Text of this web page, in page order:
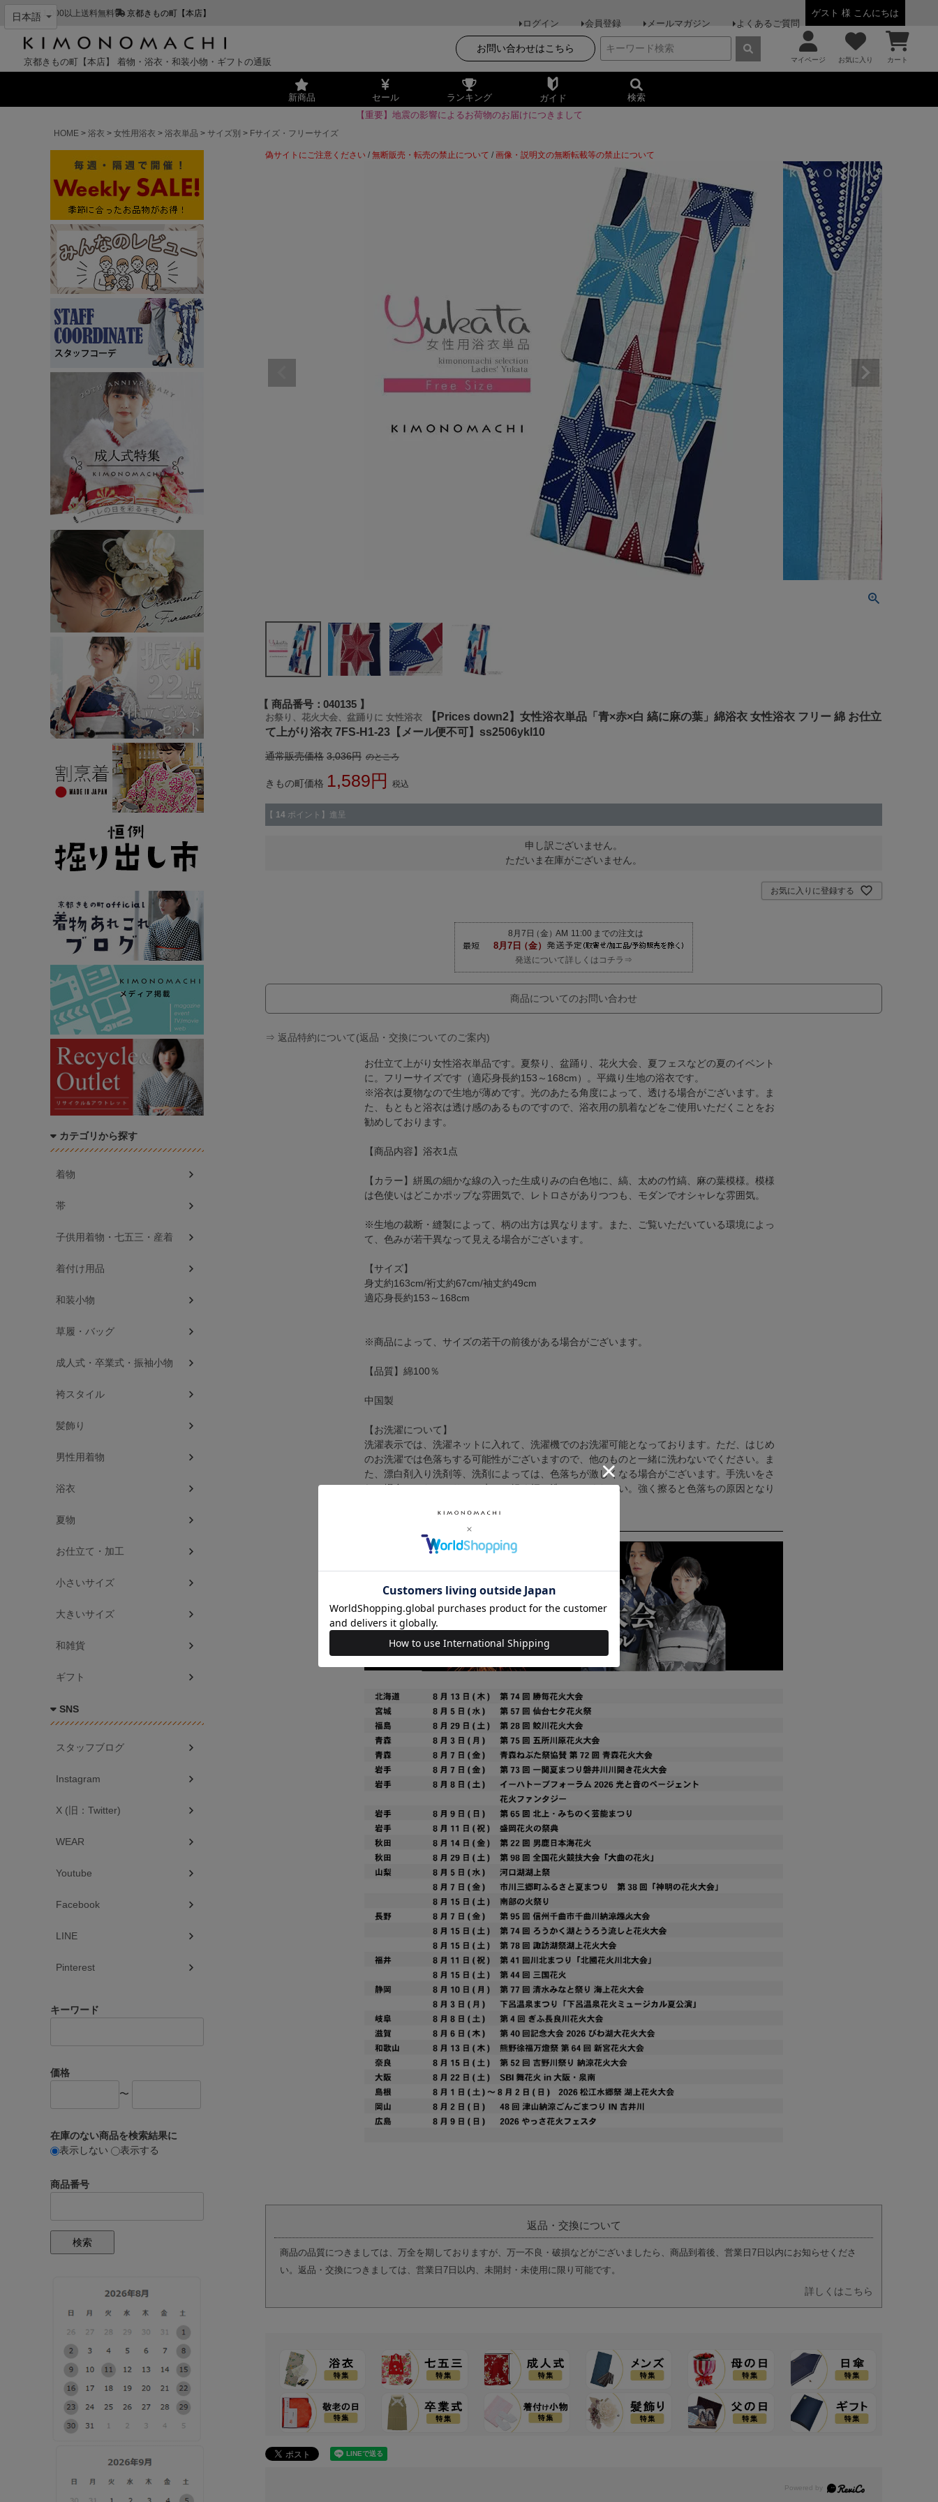
¥11,000以上送料無料 京都きもの町【本店】
ゲスト 様 こんにちは
ログイン
会員登録 メールマガジン よくあるご質問
京都きもの町【本店】 着物・浴衣・和装小物・ギフトの通販
お問い合わせはこちら
マイページ お気に入り カート
新商品 セール ランキング ガイド 検索
【重要】地震の影響によるお荷物のお届けにつきまして
HOME
浴衣 女性用浴衣 浴衣単品 サイズ別 Fサイズ・フリーサイズ
偽サイトにご注意ください / 無断販売・転売の禁止について / 画像・説明文の無断転載等の禁止について
商品番号 040135
お祭り、花火大会、盆踊りに 女性浴衣
【Prices down2】女性浴衣単品「青×赤×白 縞に麻の葉」綿浴衣 女性浴衣 フリー 綿 お仕立
て上がり浴衣 7FS-H1-23【メール便不可】ss2506ykl10
通常販売価格 3,036 のところ
きもの町価格 1,589 税込
【 14 ポイント】進呈
申し訳ございません。
ただいま在庫がございません。
お気に入りに登録する
発送について詳しくはコチラ⇒
商品についてのお問い合わせ
⇒ 返品特約について(返品・交換についてのご案内)
お仕立て上がり女性浴衣単品です。夏祭り、盆踊り、花火大会、夏フェスなどの夏のイベント
に。フリーサイズです（適応身長約153～168cm）。平織り生地の浴衣です。
※浴衣は夏物なので生地が薄めです。光のあたる角度によって、透ける場合がございます。ま
た、もともと浴衣は透け感のあるものですので、浴衣用の肌着などをご使用いただくことをお
勧めしております。
【商品内容】浴衣1点
【カラー】絣風の細かな線の入った生成りみの白色地に、縞、太めの竹縞、麻の葉模様。模様
は色使いはどこかポップな雰囲気で、レトロさがありつつも、モダンでオシャレな雰囲気。
※生地の裁断・縫製によって、柄の出方は異なります。また、ご覧いただいている環境によっ
て、色みが若干異なって見える場合がございます。
【サイズ】
身丈約163cm/裄丈約67cm/袖丈約49cm
適応身長約153～168cm
※商品によって、サイズの若干の前後がある場合がございます。
【品質】綿100％
中国製
【お洗濯について】
洗濯表示では、洗濯ネットに入れて、洗濯機でのお洗濯可能となっております。ただ、はじめ
のお洗濯では色落ちする可能性がございますので、他のものと一緒に洗わないでください。ま
た、漂白剤入り洗剤等、洗剤によっては、色落ちが激しくなる場合がございます。手洗いをさ
れる場合は、たっぷりのお水で、軽く押し洗いしてください。強く擦ると色落ちの原因となり
返品・交換について
商品の品質につきましては、万全を期しておりますが、万一不良・破損などがございましたら、商品到着後、営業日7日以内にお知らせくださ
い。返品・交換につきましては、営業日7日以内、未開封・未使用に限り可能です。
詳しくはこちら
カテゴリから探す
着物
帯
子供用着物・七五三・産着
着付け用品
和装小物
草履・バッグ
成人式・卒業式・振袖小物
袴スタイル
髪飾り
男性用着物
浴衣
夏物
お仕立て・加工
小さいサイズ
大きいサイズ
和雑貨
ギフト
SNS
スタッフブログ
Instagram
X (旧：Twitter)
WEAR
Youtube
Facebook
LINE
Pinterest
キーワード
価格
〜
在庫のない商品を検索結果に
表示しない
表示する
商品番号
検索